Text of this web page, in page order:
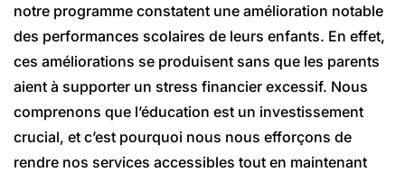
notre programme constatent une amélioration notable
des performances scolaires de leurs enfants. En effet,
ces améliorations se produisent sans que les parents
aient à supporter un stress financier excessif. Nous
comprenons que l’éducation est un investissement
crucial, et c’est pourquoi nous nous efforçons de
rendre nos services accessibles tout en maintenant